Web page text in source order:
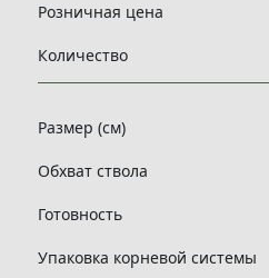
Розничная цена
Количество
Размер (см)
Обхват ствола
Готовность
Упаковка корневой системы